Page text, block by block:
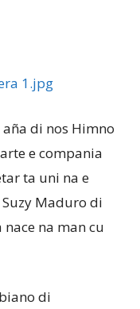
di nos Himno
e compania
ta uni na e
Maduro di
na man cu
di